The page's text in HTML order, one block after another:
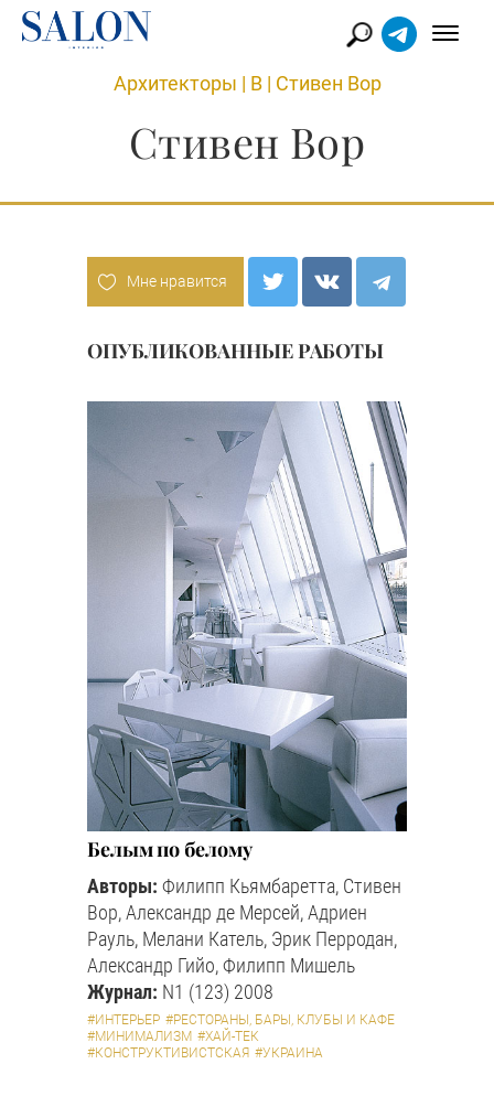
Архитекторы | В | Стивен Вор
Стивен Вор
Мне нравится
ОПУБЛИКОВАННЫЕ РАБОТЫ
Белым по белому
Авторы: Филипп Кьямбаретта, Стивен
Вор, Александр де Мерсей, Адриен
Рауль, Мелани Катель, Эрик Перродан,
Александр Гийо, Филипп Мишель
Журнал: N1 (123) 2008
#ИНТЕРЬЕР #РЕСТОРАНЫ, БАРЫ, КЛУБЫ И КАФЕ
#МИНИМАЛИЗМ #ХАЙ-ТЕК
#КОНСТРУКТИВИСТСКАЯ #УКРАИНА